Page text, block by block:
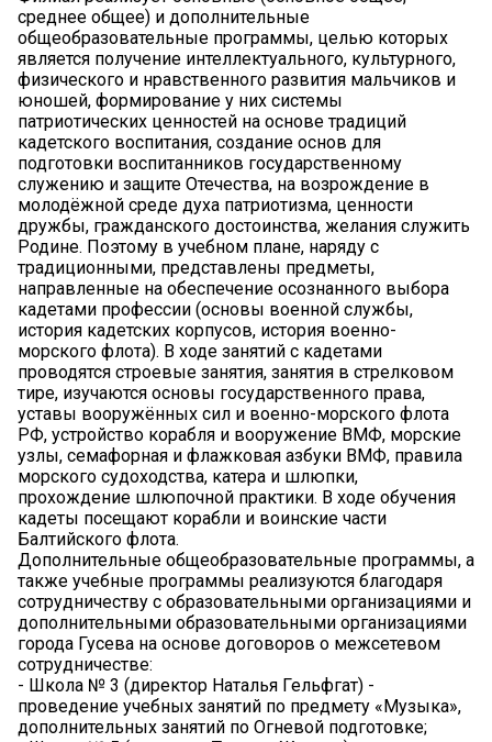
среднее общее) и дополнительные
общеобразовательные программы, целью которых
является получение интеллектуального, культурного,
физического и нравственного развития мальчиков и
юношей, формирование у них системы
патриотических ценностей на основе традиций
кадетского воспитания, создание основ для
подготовки воспитанников государственному
служению и защите Отечества, на возрождение в
молодёжной среде духа патриотизма, ценности
дружбы, гражданского достоинства, желания служить
Родине. Поэтому в учебном плане, наряду с
традиционными, представлены предметы,
направленные на обеспечение осознанного выбора
кадетами профессии (основы военной службы,
история кадетских корпусов, история военно-
морского флота). В ходе занятий с кадетами
проводятся строевые занятия, занятия в стрелковом
тире, изучаются основы государственного права,
уставы вооружённых сил и военно-морского флота
РФ, устройство корабля и вооружение ВМФ, морские
узлы, семафорная и флажковая азбуки ВМФ, правила
морского судоходства, катера и шлюпки,
прохождение шлюпочной практики. В ходе обучения
кадеты посещают корабли и воинские части
Балтийского флота.
Дополнительные общеобразовательные программы, а
также учебные программы реализуются благодаря
сотрудничеству с образовательными организациями и
дополнительными образовательными организациями
города Гусева на основе договоров о межсетевом
сотрудничестве:
- Школа № 3 (директор Наталья Гельфгат) -
проведение учебных занятий по предмету «Музыка»,
дополнительных занятий по Огневой подготовке;